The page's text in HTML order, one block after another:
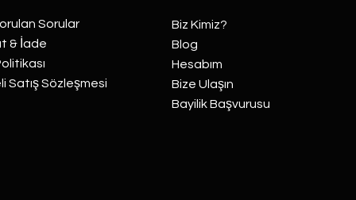
Sorular
& İade
Satış Sözleşmesi
Biz Kimiz?
Blog
Hesabım
Bize Ulaşın
Bayilik Başvurusu